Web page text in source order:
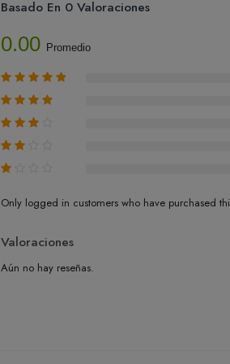
Basado En 0 Valoraciones
0.00 Promedio
Only logged in customers who have purchased
Valoraciones
Aún no hay reseñas.